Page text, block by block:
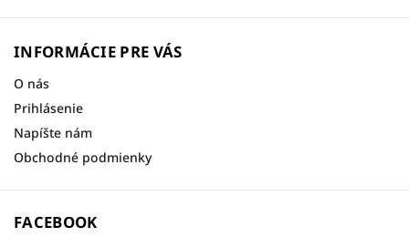
INFORMÁCIE PRE VÁS
O nás
Prihlásenie
Napíšte nám
Obchodné podmienky
FACEBOOK